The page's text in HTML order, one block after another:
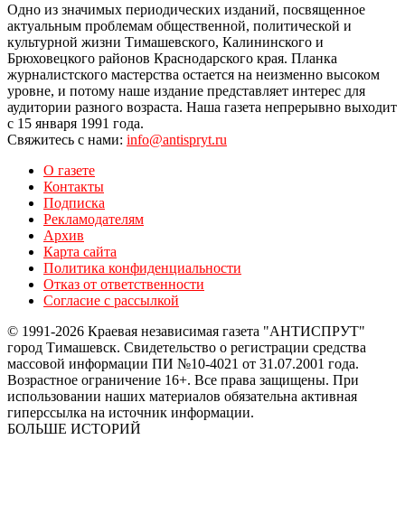
Одно из значимых периодических изданий, посвященное
актуальным проблемам общественной, политической и
культурной жизни Тимашевского, Калининского и
Брюховецкого районов Краснодарского края. Планка
журналистского мастерства остается на неизменно высоком
уровне, и потому наше издание представляет интерес для
аудитории разного возраста. Наша газета непрерывно выходит
с 15 января 1991 года.
Свяжитесь с нами: info@antispryt.ru
О газете
Контакты
Подписка
Рекламодателям
Архив
Карта сайта
Политика конфиденциальности
Отказ от ответственности
Согласие с рассылкой
© 1991-2026 Краевая независимая газета "АНТИСПРУТ"
город Тимашевск. Свидетельство о регистрации средства
массовой информации ПИ №10-4021 от 31.07.2001 года.
Возрастное ограничение 16+. Все права защищены. При
использовании наших материалов обязательна активная
гиперссылка на источник информации.
БОЛЬШЕ ИСТОРИЙ